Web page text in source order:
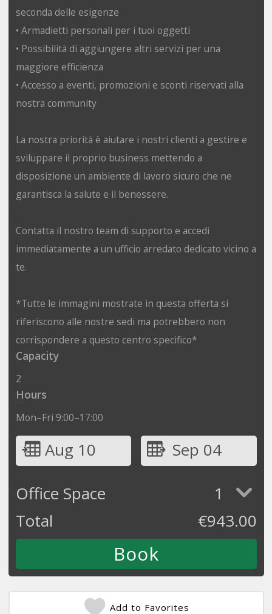
seconda delle esigenze
• Armadietti personali per i tuoi oggetti
• Possibilità di aggiungere altri servizi per una
maggiore efficienza
• Accesso a eventi, promozioni e sconti riservati alla
nostra community
La nostra priorità è aiutare i nostri clienti a gestire e
sviluppare il proprio business mettendo a
disposizione un ambiente di lavoro sicuro che ne
garantisca la salute e il benessere.
Contatta il nostro team di supporto e accedi
immediatamente a un ufficio arredato dedicato vicino a
te.
*Tutte le immagini mostrate in questa offerta si
riferiscono alle nostre sedi ma potrebbero non
corrispondere a questo centro specifico*
Capacity
2
Hours
Mon–Fri 9:00–17:00
Aug 10
Sep 04
Office Space
1
Total
€943.00
Add to Favorites